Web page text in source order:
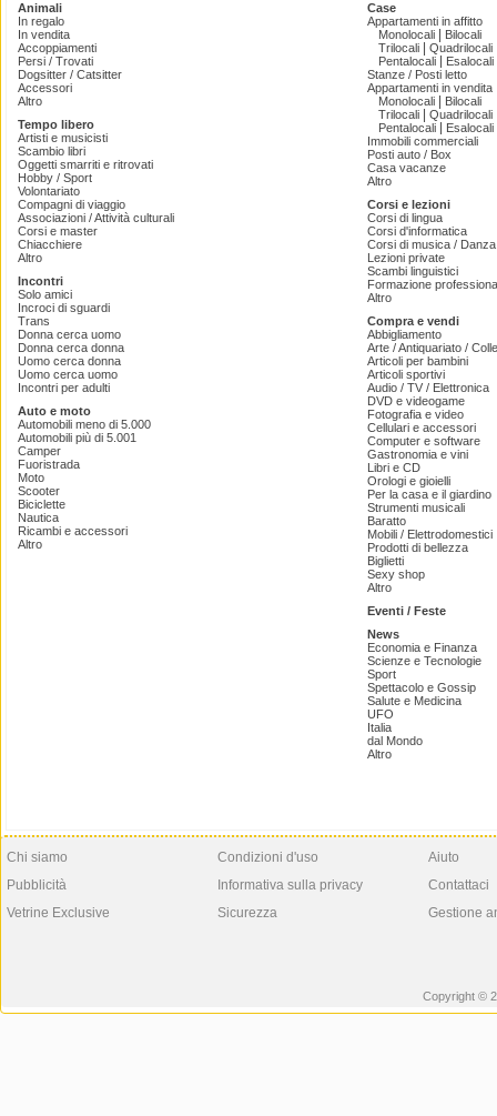
Animali
In regalo
In vendita
Accoppiamenti
Persi / Trovati
Dogsitter / Catsitter
Accessori
Altro
Tempo libero
Artisti e musicisti
Scambio libri
Oggetti smarriti e ritrovati
Hobby / Sport
Volontariato
Compagni di viaggio
Associazioni / Attività culturali
Corsi e master
Chiacchiere
Altro
Incontri
Solo amici
Incroci di sguardi
Trans
Donna cerca uomo
Donna cerca donna
Uomo cerca donna
Uomo cerca uomo
Incontri per adulti
Auto e moto
Automobili meno di 5.000
Automobili più di 5.001
Camper
Fuoristrada
Moto
Scooter
Biciclette
Nautica
Ricambi e accessori
Altro
Case
Appartamenti in affitto
Monolocali
Bilocali
Trilocali
Quadrilocali
Pentalocali
Esalocali
Stanze / Posti letto
Appartamenti in vendita
Monolocali
Bilocali
Trilocali
Quadrilocali
Pentalocali
Esalocali
Immobili commerciali
Posti auto / Box
Casa vacanze
Altro
Corsi e lezioni
Corsi di lingua
Corsi d'informatica
Corsi di musica /
Lezioni private
Scambi linguistici
Formazione
Altro
Compra e vendi
Abbigliamento
Arte / Antiquariato /
Articoli per bambini
Articoli sportivi
Audio / TV / Elettronica
DVD e videogame
Fotografia e video
Cellulari e accessori
Computer e software
Gastronomia e vini
Libri e CD
Orologi e gioielli
Per la casa e il giardino
Strumenti musicali
Baratto
Mobili / Elettrodomestici
Prodotti di bellezza
Biglietti
Sexy shop
Altro
Eventi / Feste
News
Economia e Finanza
Scienze e Tecnologie
Sport
Spettacolo e Gossip
Salute e Medicina
UFO
Italia
dal Mondo
Altro
Chi siamo
Pubblicità
Vetrine Exclusive
Condizioni d'uso
Informativa sulla privacy
Sicurezza
Aiuto
Contattaci
Gestione
Copyright ©